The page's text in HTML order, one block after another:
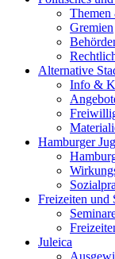
Themen
Gremien
Alternative
Info &
Hamburger
Freizeiten und
Juleica